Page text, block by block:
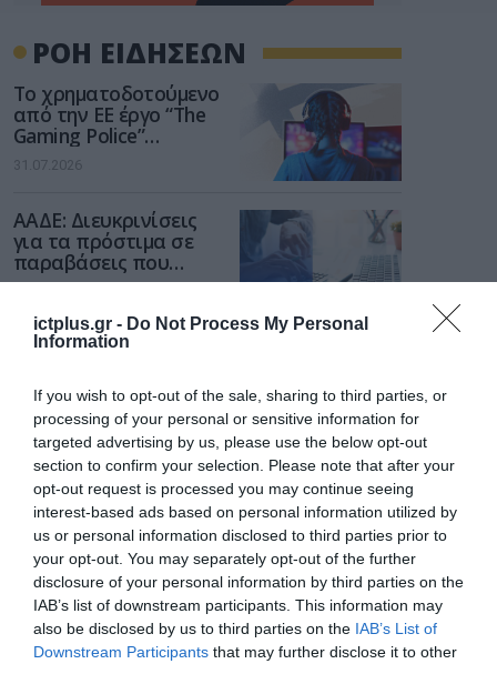
ictplus.gr - Do Not Process My Personal
Information
If you wish to opt-out of the sale, sharing to third parties, or
processing of your personal or sensitive information for
targeted advertising by us, please use the below opt-out
section to confirm your selection. Please note that after your
opt-out request is processed you may continue seeing
interest-based ads based on personal information utilized by
us or personal information disclosed to third parties prior to
your opt-out. You may separately opt-out of the further
disclosure of your personal information by third parties on the
IAB’s list of downstream participants. This information may
also be disclosed by us to third parties on the IAB’s List of
Downstream Participants that may further disclose it to other
ΡΟΗ ΕΙΔΗΣΕΩΝ
Το χρηματοδοτούμενο
από την ΕΕ έργο “The
Gaming Police”
ενισχύει την ασφάλεια
των παιδιών στο
31.07.2026
ΑΑΔΕ: Διευκρινίσεις
για τα πρόστιμα σε
παραβάσεις που
αφορούν τους ΦΗΜ
Σ. Καλαφάτης: «Η
δεν είναι απλώς μια
νέα τεχνολογία, είναι
μια νέα βιομηχανική
επανάσταση»
31.07.2026
Νέος οδηγός του ΕΚΤ
για τη χρηματοδότηση
των ελληνικών
επιχειρήσεων στον
χώρο της άμυνας
31.07.2026
Η πιο ταξιδιάρικη
βαλίτσα του φετινού
καλοκαιριού έχει την
υπογραφή της Xiaomi